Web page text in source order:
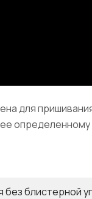
для
без блистерной